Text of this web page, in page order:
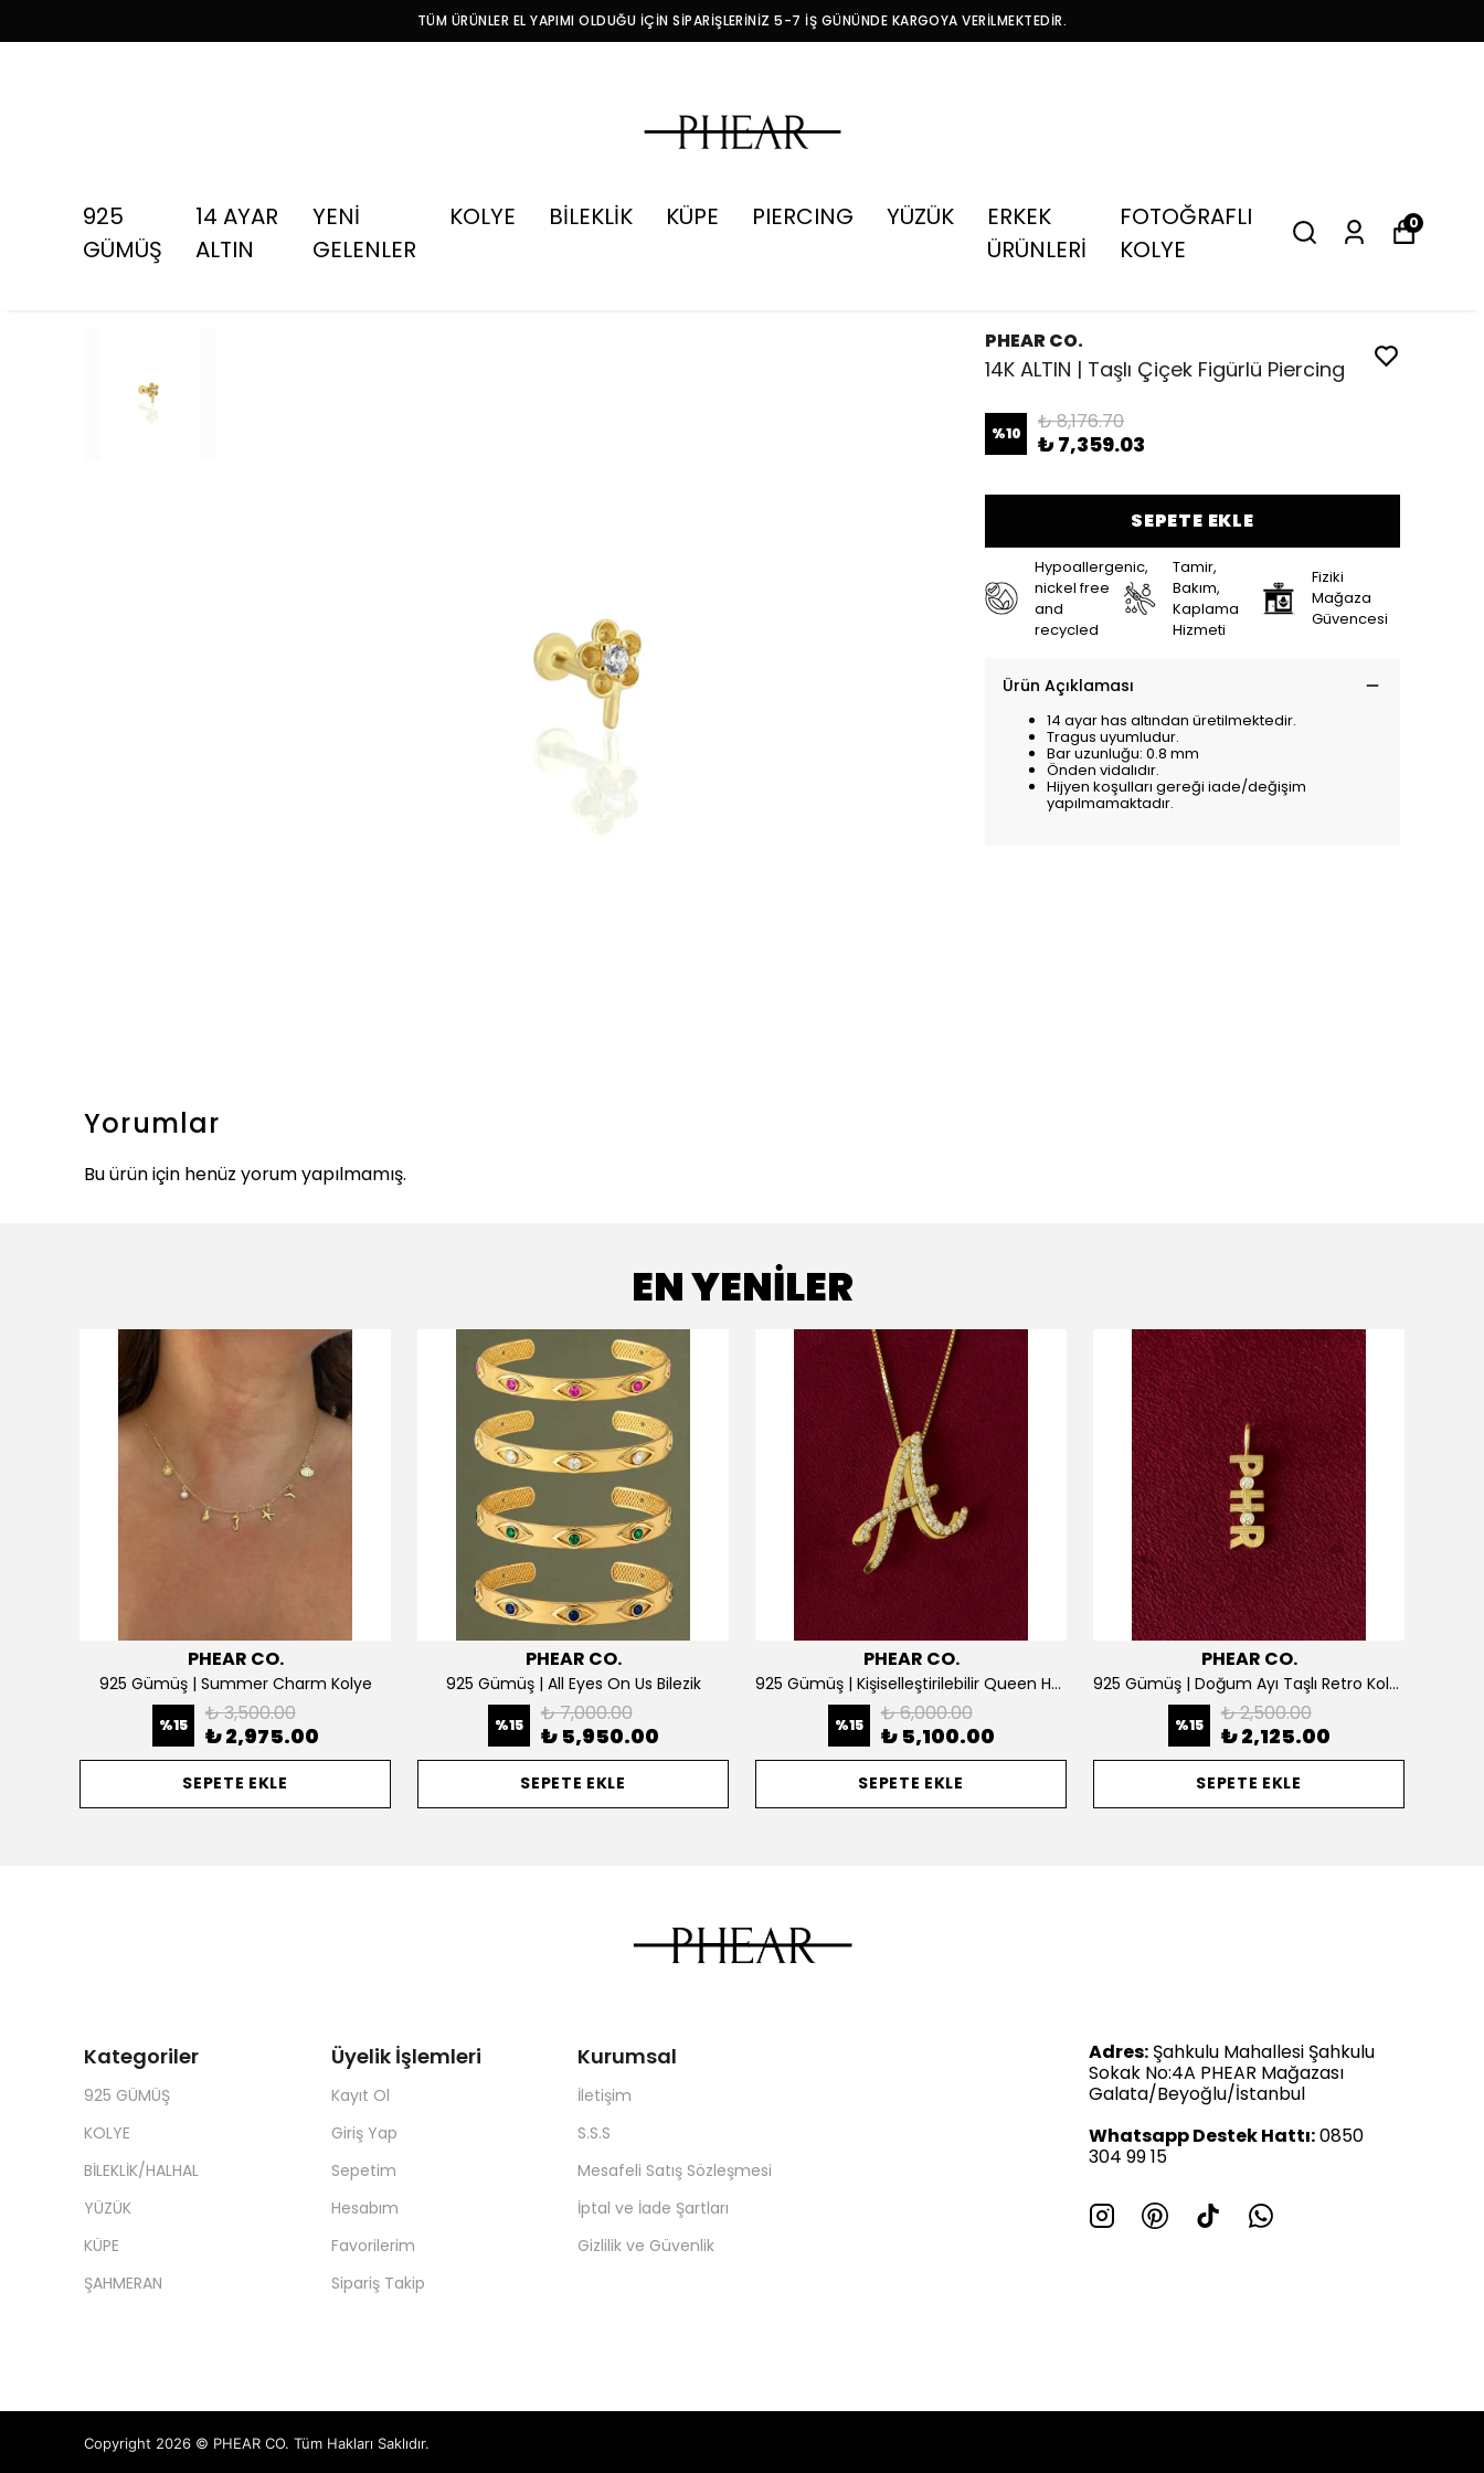
TÜM ÜRÜNLER EL YAPIMI OLDUĞU İÇİN SİPARİŞLERİNİZ 5-7 İŞ GÜNÜNDE KARGOYA VERİLMEKTEDİR.
925
GÜMÜŞ
14 AYAR
ALTIN
YENİ
GELENLER
KOLYE BİLEKLİK KÜPE PIERCING YÜZÜK
ERKEK
ÜRÜNLERİ
FOTOĞRAFLI
KOLYE
0
PHEAR CO.
14K ALTIN | Taşlı Çiçek Figürlü Piercing
%10 ₺ 8,176.70
₺ 7,359.03
SEPETE EKLE
Hypoallergenic,
nickel free
and
recycled
Tamir,
Bakım,
Kaplama
Hizmeti
Fiziki
Mağaza
Güvencesi
Ürün Açıklaması
14 ayar has altından üretilmektedir.
Tragus uyumludur.
Bar uzunluğu: 0.8 mm
Önden vidalıdır.
Hijyen koşulları gereği iade/değişim
yapılmamaktadır.
Yorumlar
Bu ürün için henüz yorum yapılmamış.
EN YENİLER
PHEAR CO.
925 Gümüş | Summer Charm Kolye
%15 ₺ 3,500.00
₺ 2,975.00
SEPETE EKLE
PHEAR CO.
925 Gümüş | All Eyes On Us Bilezik
%15 ₺ 7,000.00
₺ 5,950.00
SEPETE EKLE
PHEAR CO.
925 Gümüş | Kişiselleştirilebilir Queen Harf Kolye
%15 ₺ 6,000.00
₺ 5,100.00
SEPETE EKLE
PHEAR CO.
925 Gümüş | Doğum Ayı Taşlı Retro Kolye
%15 ₺ 2,500.00
₺ 2,125.00
SEPETE EKLE
Kategoriler
925 GÜMÜŞ
KOLYE
BİLEKLİK/HALHAL
YÜZÜK
KÜPE
ŞAHMERAN
Üyelik İşlemleri
Kayıt Ol
Giriş Yap
Sepetim
Hesabım
Favorilerim
Sipariş Takip
Kurumsal
İletişim
S.S.S
Mesafeli Satış Sözleşmesi
İptal ve İade Şartları
Gizlilik ve Güvenlik
Adres: Şahkulu Mahallesi Şahkulu
Sokak No:4A PHEAR Mağazası
Galata/Beyoğlu/İstanbul
Whatsapp Destek Hattı:0850
304 99 15
Copyright 2026 © PHEAR CO. Tüm Hakları Saklıdır.